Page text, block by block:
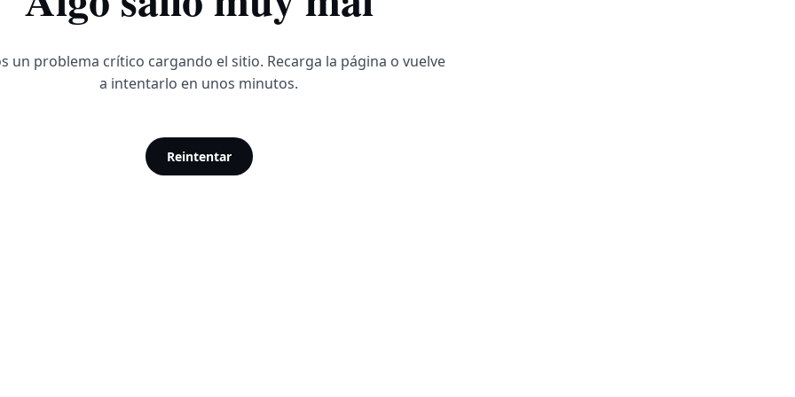
un problema crítico cargando el sitio. Recarga la página o vuelve
a intentarlo en unos minutos.
Reintentar